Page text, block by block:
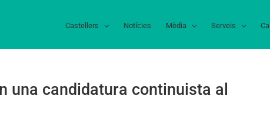
Castellers Notícies Mèdia Serveis
una candidatura continuista al